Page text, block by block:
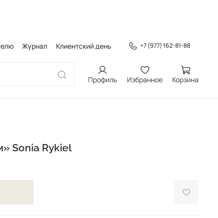
Журнал Клиентский день +7 (977) 162-81-88
Профиль Избранное Корзина
Sonia Rykiel